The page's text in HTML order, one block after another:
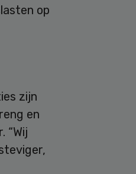
op
zijn
en
“Wij